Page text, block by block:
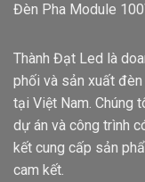
Đèn Pha Module
Thành Đạt Led là
phối và sản xuất
tại Việt Nam. Chúng
dự án và công trình
kết cung cấp sản
cam kết.